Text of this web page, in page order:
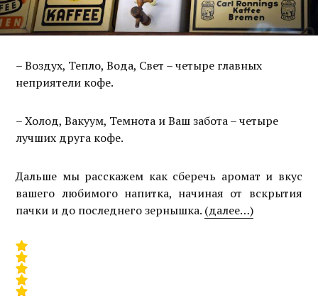
– Воздух, Тепло, Вода, Свет – четыре главных
неприятели кофе.
– Холод, Вакуум, Темнота и Ваш забота – четыре
лучших друга кофе.
Дальше мы расскажем как сберечь аромат и вкус
вашего любимого напитка, начиная от вскрытия
пачки и до последнего зернышка. (далее…)